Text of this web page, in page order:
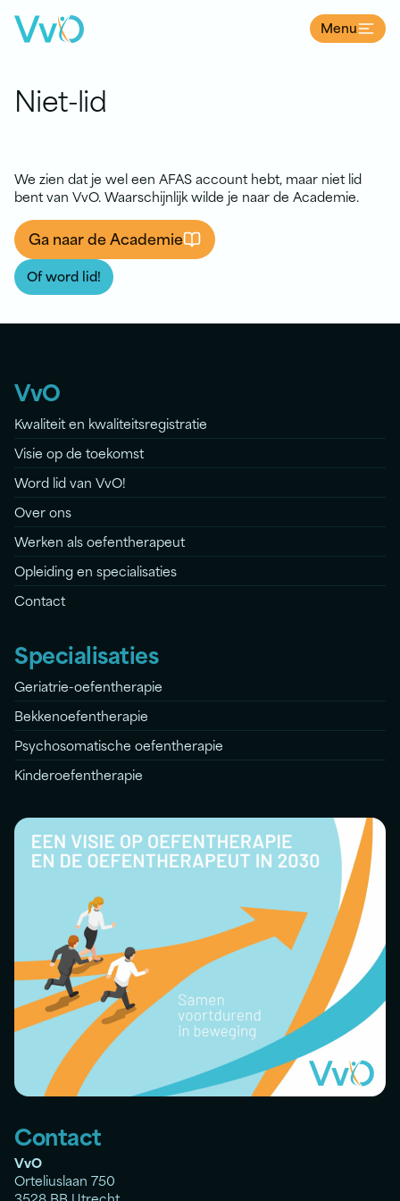
Ga naar de inhoud Menu
Niet-lid
We zien dat je wel een AFAS account hebt, maar niet lid
bent van VvO. Waarschijnlijk wilde je naar de Academie.
Ga naar de Academie
Of word lid!
VvO
Kwaliteit en kwaliteitsregistratie
Visie op de toekomst
Word lid van VvO!
Over ons
Werken als oefentherapeut
Opleiding en specialisaties
Contact
Specialisaties
Geriatrie-oefentherapie
Bekkenoefentherapie
Psychosomatische oefentherapie
Kinderoefentherapie
Contact
VvO
Orteliuslaan 750